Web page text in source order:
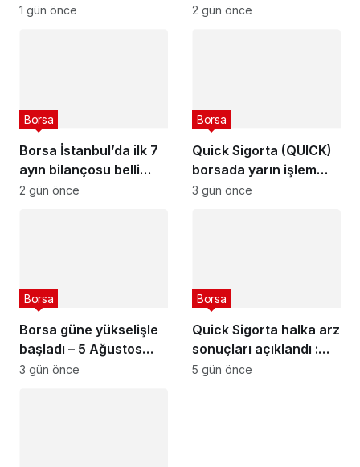
tarihleri açıklandı
1 gün önce
açıkladı – 6 Ağustos
2 gün önce
Borsa İstanbul’da ilk 7
ayın bilançosu belli
oldu
Borsa
2 gün önce
Quick Sigorta (QUICK)
borsada yarın işlem
görmeye başlayacak
Borsa
3 gün önce
Borsa güne yükselişle
başladı – 5 Ağustos
2026
Borsa
3 gün önce
Quick Sigorta halka arz
sonuçları açıklandı :
Quick Sigorta (QUICK)
Borsa
5 gün önce